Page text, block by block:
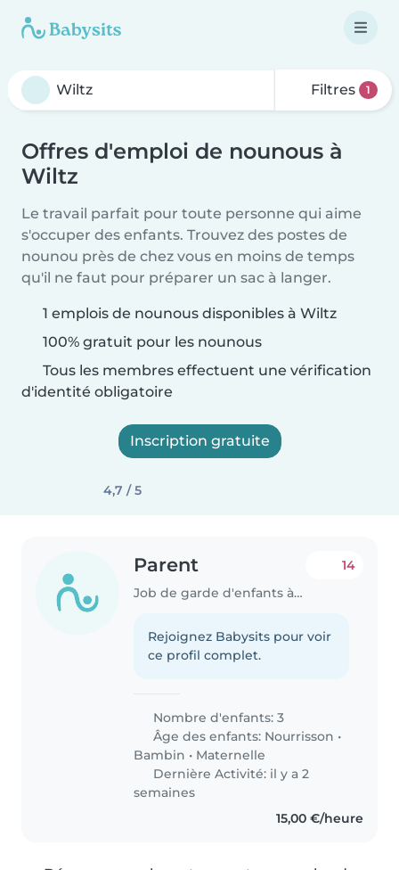
Filtres 1
Offres d'emploi de nounous à
Wiltz
Le travail parfait pour toute personne qui aime
s'occuper des enfants. Trouvez des postes de
nounou près de chez vous en moins de temps
qu'il ne faut pour préparer un sac à langer.
1 emplois de nounous disponibles à Wiltz
100% gratuit pour les nounous
Tous les membres effectuent une vérification
d'identité obligatoire
Inscription gratuite
4,7 / 5
Parent
Job de garde d'enfants à Wiltz
14
Rejoignez Babysits pour voir
ce profil complet.
Nombre d'enfants: 3
Âge des enfants: Nourrisson •
Bambin • Maternelle
Dernière Activité: il y a 2
semaines
15,00 €/heure